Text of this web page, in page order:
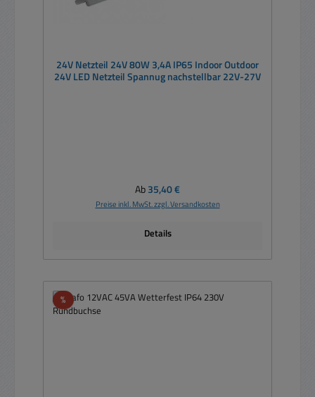
24V Netzteil 24V 80W 3,4A IP65 Indoor Outdoor
24V LED Netzteil Spannug nachstellbar 22V-27V
Regulärer Preis:
Ab35,40 €
Preise inkl. MwSt. zzgl. Versandkosten
Details
%Rabatt